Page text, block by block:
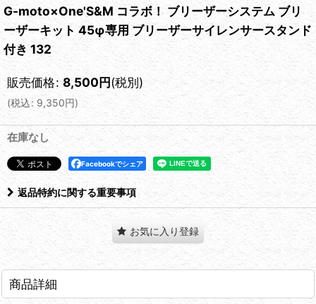
G-moto×One'S&M コラボ！ ブリーザーシステム ブリ
ーザーキット 45φ専用 ブリーザーサイレンサースタンド
付き 132
販売価格: 8,500円(税別)
(税込: 9,350円)
在庫なし
Facebookでシェア
返品特約に関する重要事項
お気に入り登録
商品詳細